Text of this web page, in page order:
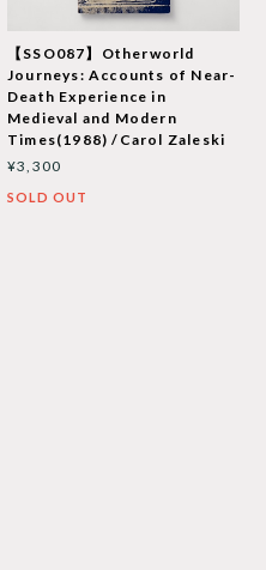
【SSO087】Otherworld
Journeys: Accounts of Near-
Death Experience in
Medieval and Modern
Times(1988) /Carol Zaleski
¥3,300
SOLD OUT